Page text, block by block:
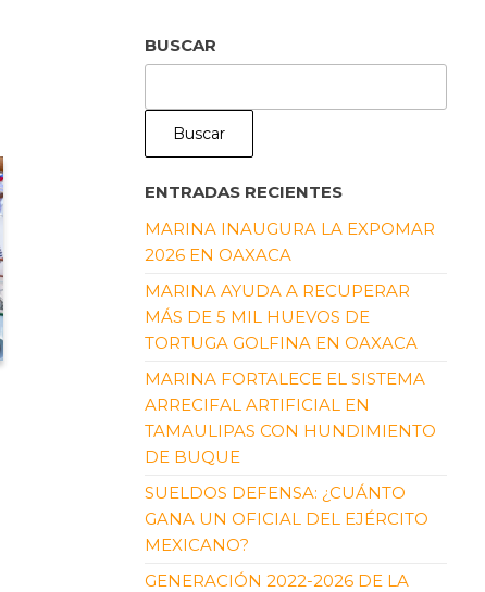
BUSCAR
Buscar
ENTRADAS RECIENTES
MARINA INAUGURA LA EXPOMAR
2026 EN OAXACA
MARINA AYUDA A RECUPERAR
MÁS DE 5 MIL HUEVOS DE
TORTUGA GOLFINA EN OAXACA
MARINA FORTALECE EL SISTEMA
ARRECIFAL ARTIFICIAL EN
TAMAULIPAS CON HUNDIMIENTO
DE BUQUE
SUELDOS DEFENSA: ¿CUÁNTO
GANA UN OFICIAL DEL EJÉRCITO
MEXICANO?
GENERACIÓN 2022-2026 DE LA